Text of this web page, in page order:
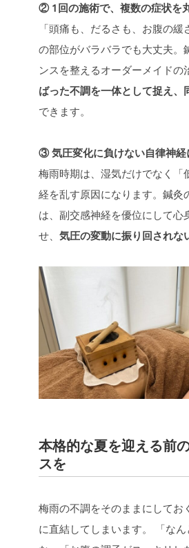
② 1回の施術で、複数の症状を
「頭痛も、だるさも、お腹の
の部位がバラバラでも大丈夫。
ンスを整えるオーダーメイドの
ばった不調を一体として捉え、
できます。
③ 気圧変化に負けない自律神経
梅雨時期は、湿気だけでなく「
経を乱す原因になります。鍼灸
は、副交感神経を優位にして心
せ、 気圧の変動に振り回されな
本格的な夏を迎える前
スを
梅雨の不調をそのままにしてお
に直結してしまいます。 「な